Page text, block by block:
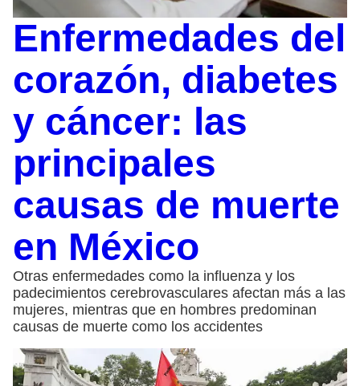
Enfermedades del
corazón, diabetes
y cáncer: las
principales
causas de muerte
en México
Otras enfermedades como la influenza y los
padecimientos cerebrovasculares afectan más a las
mujeres, mientras que en hombres predominan
causas de muerte como los accidentes